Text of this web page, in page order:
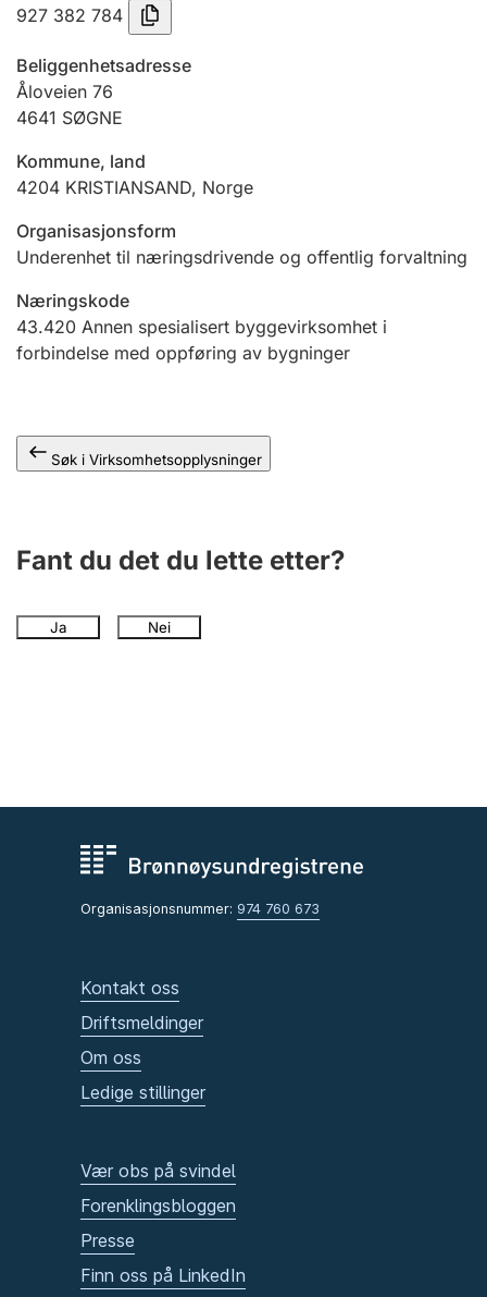
Jeger
Betaling og jegeravgiftskort
Ektepaktveileder
Offentlig sektor
Andre tema
927 382 784
Beliggenhetsadresse
Åloveien 76
4641 SØGNE
Kommune, land
4204 KRISTIANSAND, Norge
Organisasjonsform
Underenhet til næringsdrivende og offentlig forvaltning
Næringskode
43.420 Annen spesialisert byggevirksomhet i
forbindelse med oppføring av bygninger
Søk i Virksomhetsopplysninger
Fant du det du lette etter?
Ja Nei
Organisasjonsnummer: 974 760 673
Kontakt oss
Driftsmeldinger
Om oss
Ledige stillinger
Vær obs på svindel
Forenklingsbloggen
Presse
Finn oss på LinkedIn